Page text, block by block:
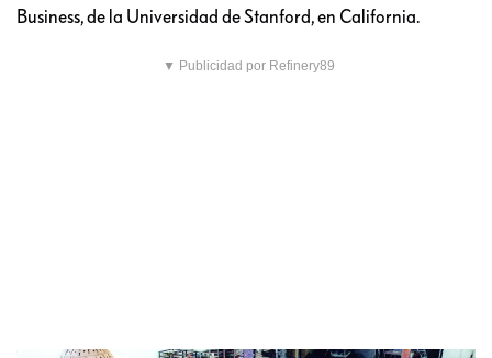
Business, de la Universidad de Stanford, en California.
▼ Publicidad por Refinery89